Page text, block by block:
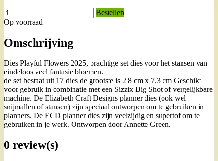
Bestellen
Op voorraad
Omschrijving
Dies Playful Flowers 2025, prachtige set dies voor het stansen van
eindeloos veel fantasie bloemen.
de set bestaat uit 17 dies de grootste is 2.8 cm x 7.3 cm Geschikt
voor gebruik in combinatie met een Sizzix Big Shot of vergelijkbare
machine. De Elizabeth Craft Designs planner dies (ook wel
snijmallen of stansen) zijn speciaal ontworpen om te gebruiken in
planners. De ECD planner dies zijn veelzijdig en supertof om te
gebruiken in je werk. Ontworpen door Annette Green.
0 review(s)